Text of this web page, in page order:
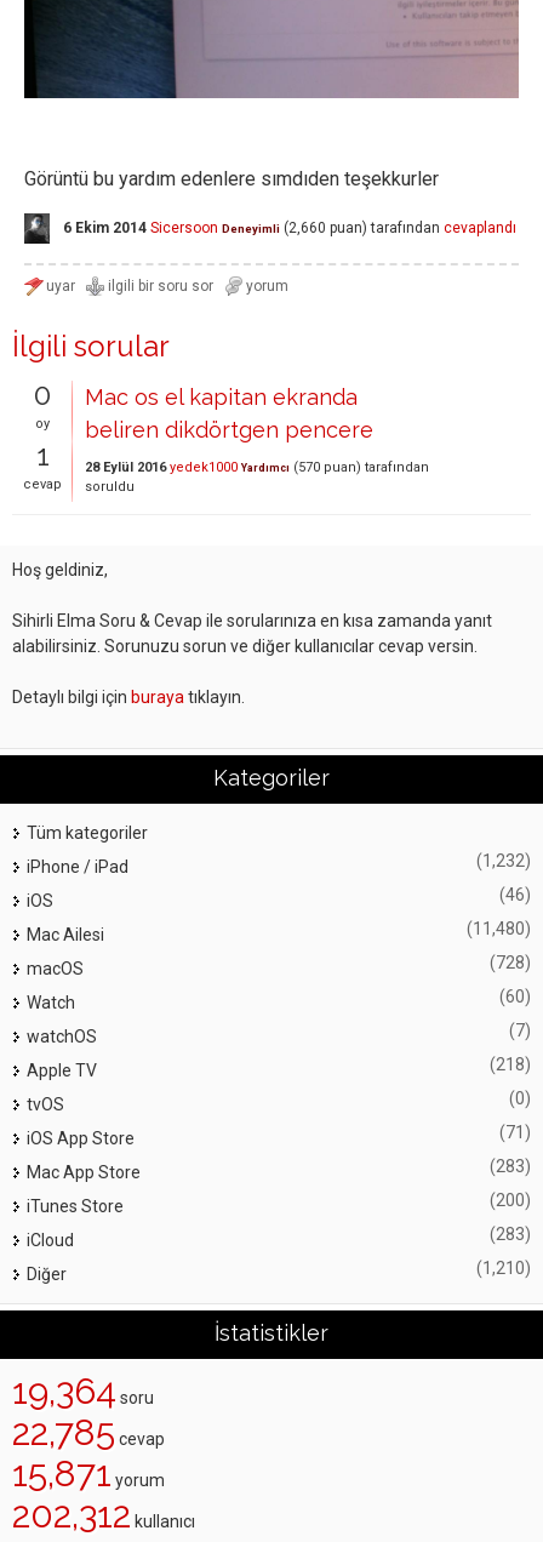
Görüntü bu yardım edenlere sımdıden teşekkurler
6 Ekim 2014 Sicersoon Deneyimli (2,660 puan) tarafından cevaplandı
İlgili sorular
0
oy
1
cevap
Mac os el kapitan ekranda
beliren dikdörtgen pencere
28 Eylül 2016 yedek1000 Yardımcı (570 puan) tarafından
soruldu
Hoş geldiniz,
Sihirli Elma Soru & Cevap ile sorularınıza en kısa zamanda yanıt
alabilirsiniz. Sorunuzu sorun ve diğer kullanıcılar cevap versin.
Detaylı bilgi için buraya tıklayın.
Kategoriler
Tüm kategoriler
iPhone / iPad
(1,232)
iOS (46)
Mac Ailesi (11,480)
macOS (728)
Watch (60)
watchOS (7)
Apple TV (218)
tvOS (0)
iOS App Store (71)
Mac App Store (283)
iTunes Store (200)
iCloud (283)
Diğer (1,210)
İstatistikler
19,364 soru
22,785 cevap
15,871 yorum
202,312 kullanıcı